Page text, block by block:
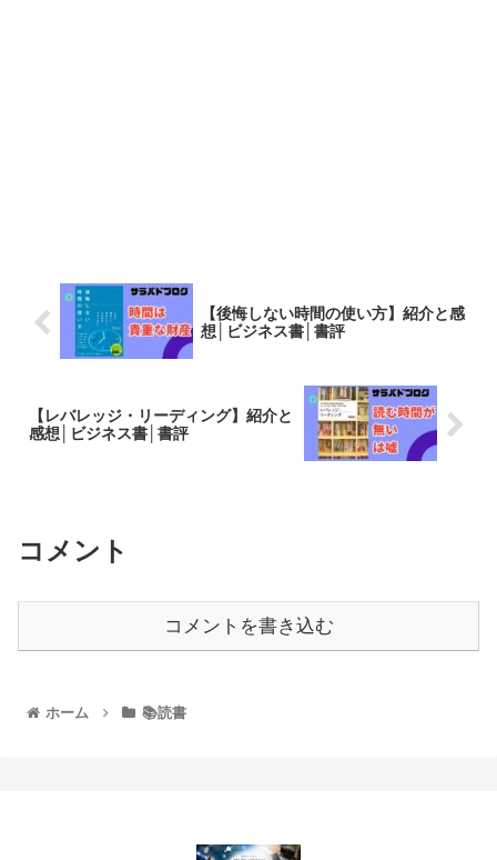
【後悔しない時間の使い方】紹介と感
想│ビジネス書│書評
【レバレッジ・リーディング】紹介と
感想│ビジネス書│書評
コメント
コメントを書き込む
ホーム 📚読書